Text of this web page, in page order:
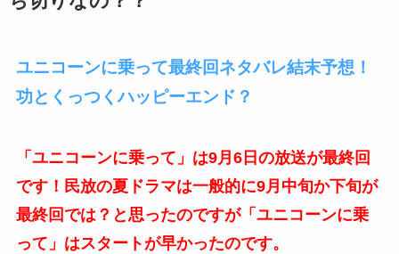
ユニコーンに乗って最終回ネタバレ結末予想！
功とくっつくハッピーエンド？
「ユニコーンに乗って」は9月6日の放送が最終回
です！民放の夏ドラマは一般的に9月中旬か下旬が
最終回では？と思ったのですが「ユニコーンに乗
って」はスタートが早かったのです。